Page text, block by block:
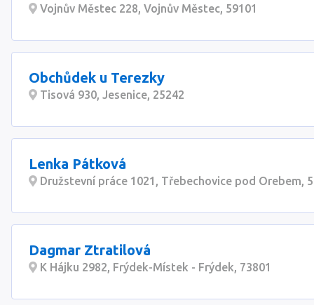
Vojnův Městec 228, Vojnův Městec, 59101
Obchůdek u Terezky
Tisová 930, Jesenice, 25242
Lenka Pátková
Družstevní práce 1021, Třebechovice pod Orebem,
Dagmar Ztratilová
K Hájku 2982, Frýdek-Místek - Frýdek, 73801